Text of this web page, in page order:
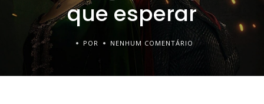
que esperar
POR NENHUM COMENTÁRIO